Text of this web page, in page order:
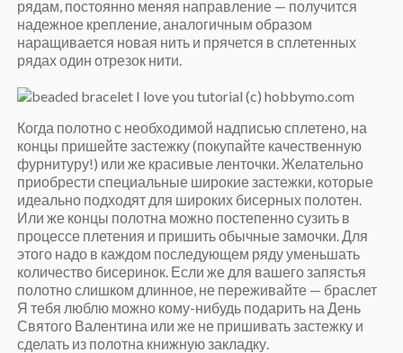
рядам, постоянно меняя направление — получится
надежное крепление, аналогичным образом
наращивается новая нить и прячется в сплетенных
рядах один отрезок нити.
Когда полотно с необходимой надписью сплетено, на
концы пришейте застежку (покупайте качественную
фурнитуру!) или же красивые ленточки. Желательно
приобрести специальные широкие застежки, которые
идеально подходят для широких бисерных полотен.
Или же концы полотна можно постепенно сузить в
процессе плетения и пришить обычные замочки. Для
этого надо в каждом последующем ряду уменьшать
количество бисеринок. Если же для вашего запястья
полотно слишком длинное, не переживайте — браслет
Я тебя люблю можно кому-нибудь подарить на День
Святого Валентина или же не пришивать застежку и
сделать из полотна книжную закладку.